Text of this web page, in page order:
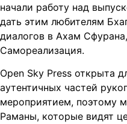
начали работу над
дать этим любителям
диалогов в Ахам
Самореализация.
Open Sky Press открыта
аутентичных частей
мероприятием, поэтому
Раманы, которые видят